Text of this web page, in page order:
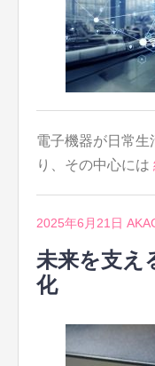
電子機器が日常生
り、その中心には
2025年6月21日
未来を支え
化